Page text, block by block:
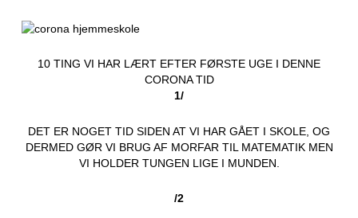
10 TING VI HAR LÆRT EFTER FØRSTE UGE I DENNE
CORONA TID
1/
DET ER NOGET TID SIDEN AT VI HAR GÅET I SKOLE, OG
DERMED GØR VI BRUG AF MORFAR TIL MATEMATIK MEN
VI HOLDER TUNGEN LIGE I MUNDEN.
/2